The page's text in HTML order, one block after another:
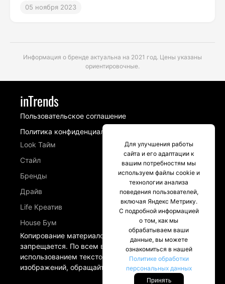
05 ноября 2023
Информация о бренде актуальна на 2021 год. Цены указаны
ориентировочные.
inTrends
Пользовательское соглашение
Политика конфиденциальности
Look Тайм
Стайл
Бренды
Драйв
Life Креатив
House Бум
Копирование материалов сайта intrends.ru
запрещается. По всем вопросам, связанных с
использованием текстовых материалов и
изображений, обращайтесь в разделе Контакты.
Для улучшения работы
сайта и его адаптации к
вашим потребностям мы
используем файлы cookie и
технологии анализа
поведения пользователей,
включая Яндекс Метрику.
С подробной информацией
о том, как мы
обрабатываем ваши
данные, вы можете
ознакомиться в нашей
Политике обработки
персональных данных
Принять